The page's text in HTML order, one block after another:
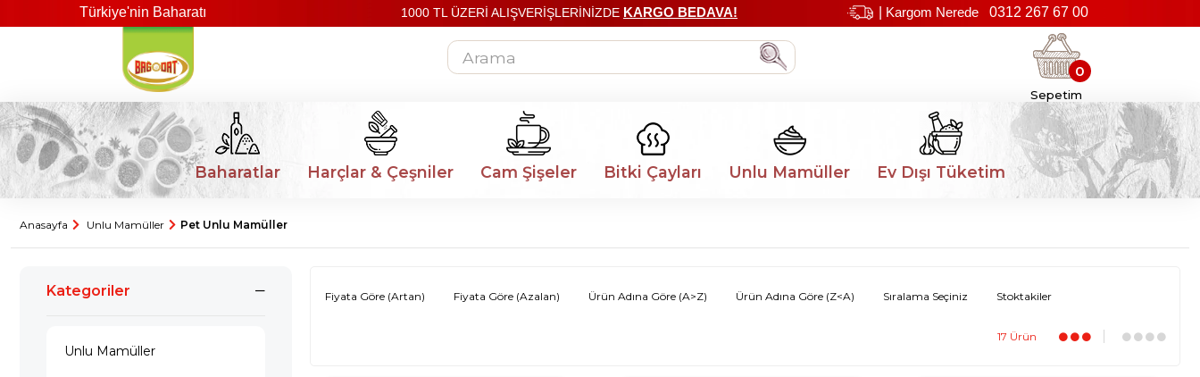
Türkiye'nin Baharatı 1000 TL ÜZERİ ALIŞVERİŞLERİNİZDE KARGO BEDAVA! Kargom Nerede 0312 267 67 00
Sepetim
0
Baharatlar Harçlar & Çeşniler Cam Şişeler Bitki Çayları Unlu Mamüller Ev Dışı Tüketim
Anasayfa Unlu Mamüller Pet Unlu Mamüller
Kategoriler
Unlu Mamüller
Fiyata Göre (Artan) Fiyata Göre (Azalan) Ürün Adına Göre (A>Z) Ürün Adına Göre (Z<A) Sıralama Seçiniz Stoktakiler
17 Ürün